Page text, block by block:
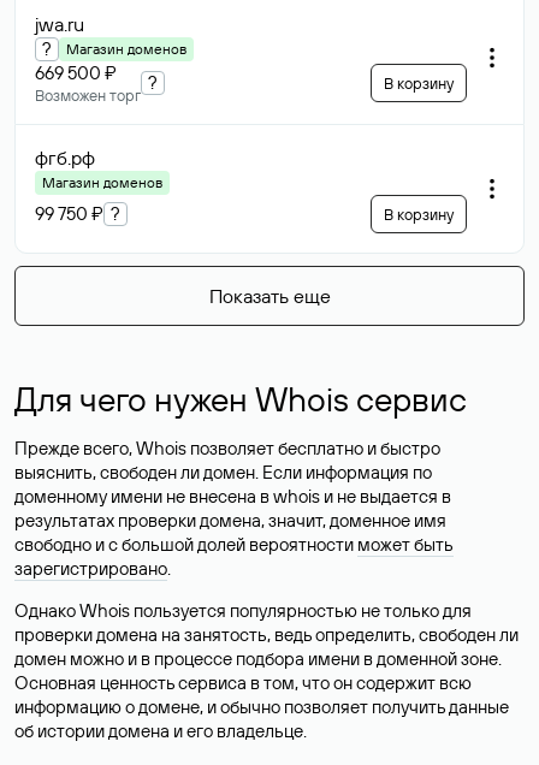
jwa.ru
? Магазин доменов
669 500 ₽
Возможен торг
? В корзину
фгб.рф
Магазин доменов
99 750 ₽ ? В корзину
Показать еще
Для чего нужен Whois сервис
Прежде всего, Whois позволяет бесплатно и быстро
выяснить, свободен ли домен. Если информация по
доменному имени не внесена в whois и не выдается в
результатах проверки домена, значит, доменное имя
свободно и с большой долей вероятности может быть
зарегистрировано.
Однако Whois пользуется популярностью не только для
проверки домена на занятость, ведь определить, свободен ли
домен можно и в процессе подбора имени в доменной зоне.
Основная ценность сервиса в том, что он содержит всю
информацию о домене, и обычно позволяет получить данные
об истории домена и его владельце.